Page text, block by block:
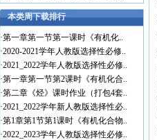
本类周下载排行
·第一章第一节第一课时《有机化..
·2020-2021学年人教版选择性必修..
·2021_2022学年人教版选择性必修..
·第一章第一节第2课时《有机化合..
·第二章《烃》课时作业（打包4套..
·2021_2022学年新人教版选择性必..
·第1章第1节第1课时《有机化合物..
·2022_2023学年人教版选择性必修..